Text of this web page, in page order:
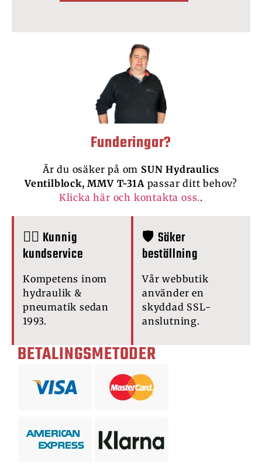
Funderingar?
Är du osäker på om SUN Hydraulics
Ventilblock, MMV T-31A passar ditt behov?
Klicka här och kontakta oss..
🙋‍♂️ Kunnig
kundservice
Kompetens inom
hydraulik &
pneumatik sedan
1993.
🛡️ Säker
beställning
Vår webbutik
använder en
skyddad SSL-
anslutning.
BETALINGSMETODER